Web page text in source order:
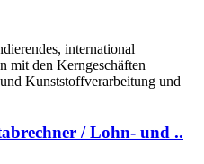
international
mit den Kerngeschäften
Kunststoffverarbeitung und
/ Lohn- und ..